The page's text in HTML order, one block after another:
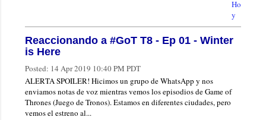
Reaccionando a #GoT T8 - Ep 01 - Winter
is Here
Posted: 14 Apr 2019 10:40 PM PDT
ALERTA SPOILER! Hicimos un grupo de WhatsApp y nos
enviamos notas de voz mientras vemos los episodios de Game of
Thrones (Juego de Tronos). Estamos en diferentes ciudades, pero
vemos el estreno al...